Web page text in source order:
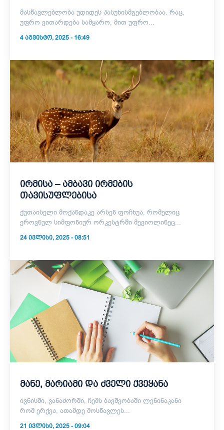
მასწავლებლობა უდიდეს პასუხისმგებლობაა. რაც,
უფრო ვითარდება სამყარო, მით უფრო...
4 ᲐᲒᲕᲘᲡᲢᲝ, 2025 - 16:49
ირმისა – ამბავი ირმების
თავისუფლებისა
ქუთაისელი მოქანდაკე არსენ ფოჩხუა, რომელიც
ეროვნულ სიმფონიურ ორკესტრში მევიოლინეც...
24 ᲘᲕᲚᲘᲡᲘ, 2025 - 08:51
მანე, მარიამი და ძველი ქვეყანა
ივნისში, ვანაძორში, ჩემს ბავშვობაში ლენინაკანი
რომ ერქვა, ათამდე მოსწავლეს...
21 ᲘᲕᲚᲘᲡᲘ, 2025 - 09:04